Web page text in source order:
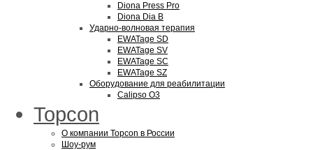
Diona Press Pro
Diona Dia B
Ударно-волновая терапия
EWATage SD
EWATage SV
EWATage SC
EWATage SZ
Оборудование для реабилитации
Calipso O3
Topcon
О компании Topcon в России
Шоу-рум